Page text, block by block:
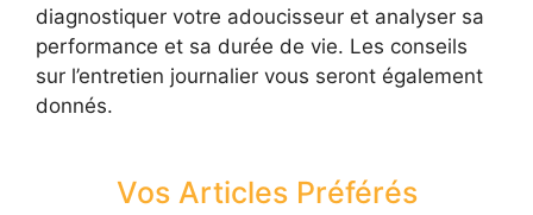
diagnostiquer votre adoucisseur et analyser sa
performance et sa durée de vie. Les conseils
sur l’entretien journalier vous seront également
donnés.
Vos Articles Préférés